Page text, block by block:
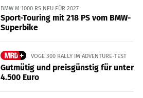
BMW M 1000 RS NEU FÜR 2027
Sport-Touring mit 218 PS vom BMW-
Superbike
VOGE 300 RALLY IM ADVENTURE-TEST
Gutmütig und preisgünstig für unter
4.500 Euro